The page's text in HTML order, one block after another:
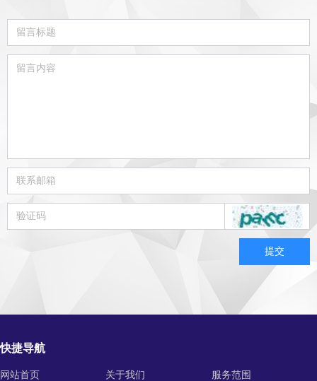
提交
快捷导航
网站首页 关于我们 服务范围